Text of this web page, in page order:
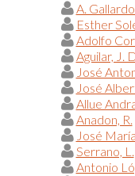
A.
Esther
Adolfo
Aguilar, J.
José
José
Allue
Anadon, R.
José
Serrano, L.
Antonio